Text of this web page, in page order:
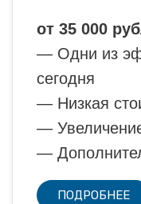
от 35 000
— Одни из
сегодня
— Низкая
—
—
ПОДРОБНЕЕ